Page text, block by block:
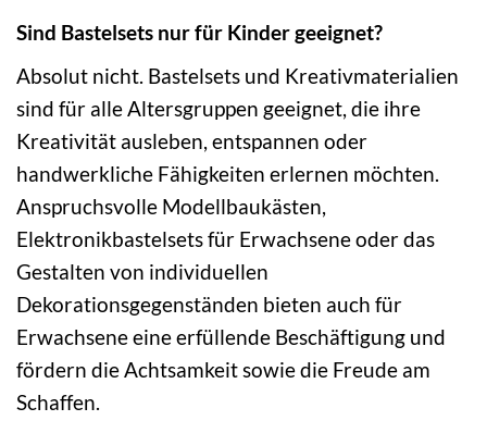
Sind Bastelsets nur für Kinder geeignet?
Absolut nicht. Bastelsets und Kreativmaterialien
sind für alle Altersgruppen geeignet, die ihre
Kreativität ausleben, entspannen oder
handwerkliche Fähigkeiten erlernen möchten.
Anspruchsvolle Modellbaukästen,
Elektronikbastelsets für Erwachsene oder das
Gestalten von individuellen
Dekorationsgegenständen bieten auch für
Erwachsene eine erfüllende Beschäftigung und
fördern die Achtsamkeit sowie die Freude am
Schaffen.